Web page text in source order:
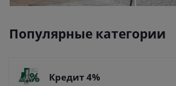
Популярные категории
Кредит 4%